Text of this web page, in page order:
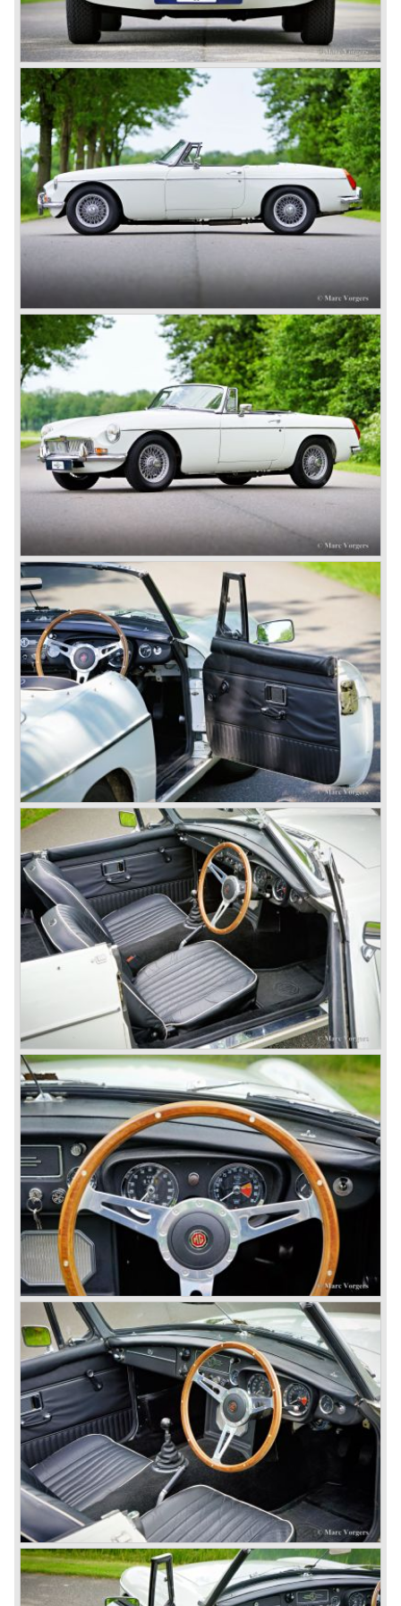
De vooroorlogse TB en de naoorlogse typen TC, TD en
TF met hun vooroorlogse vormgeving werden in 1955
opgevolgd door de MG A roadster die vanaf 1956 ook als
coupé leverbaar werd.
De succesvolle MG A werd in 1962 opgevolgd door de
nog succesvollere, strak en sierlijk gelijnde MG B. Ook dit
model vond zijn weg wederom grotendeels naar Amerika.
De MG B was leverbaar als roadster, en als 2+2 coupé
"GT" genaamd.
Doordat BMC de Austin Healey in 1967 uit productie had
genomen was er wederom behoefte aan een zescilinder
sportwagen uit de BMC stal waardoor eind 1967 de MG C
het levenslicht zag.
Dit was een MG B met een 145 pk. leverende Austin
zescilindermotor. De auto kon deze opvolging echter niet
waarmaken doordat de wegligging minder lichtvoetig was
dan die van een gewone vier cilinder MG B, en de
uitstraling niet van Austin Healey kaliber was. De motor
was eigenlijk te zwaar voor de compacte en lichte MG. De
Austin Healey opvolger zou uiteindelijk toch uit, de nieuw
gefuseerde, British Leyland* stal komen en de naam
Triumph TR6 dragen vanaf 1968.
In 1973 kwam er een V8 variant van de MG B op de
markt; de MGB V8. Deze was voorzien van de krachtige,
volledig van aluminium vervaardigde, Rover (ook British
Leyland) 3.5 liter V8 motor. Deze V8 motor woog
nagenoeg hetzelfde als de gietijzeren MG B viercilinder
motor!
De MG B roadster en GT werden verkocht tot 1980 en
werden in de laatste vijf productie jaren, onder druk van
Amerikaanse regelgeving, aangepast met veiligheid
verhogende en emissie verlagende ingrepen. Dit
resulteerde in dikke kunststof bumpers en minder
krachtige motoren wat de auto’s veel minder aantrekkelijk
maakte. Vanuit Japan kwam ondertussen de Datsun 240
Z die een snel einde maakte aan de Britse sportwagen
hegemonie in Amerika…
In 1980 viel het doek voor de MG B. In de daarop
volgende jaren verschenen er enkele Austins die als MG
"verkleed" waren en die we beter snel kunnen vergeten.
Uiteindelijk kwam er in de jaren negentig een waardige
opvolger in de vorm van de MG F die op dit ogenblik nog
steeds wordt verkocht.
In het jaar 2001 besloot BMW (dat een aantal jaren
eigenaar was van Rover) Rover van de hand te doen. De
Britse pond stond jarenlang hoog waardoor productie te
duur werd in Engeland.
Een groep Britse investeerders nam Rover over.
Overtuigend zetten zij de Rover 75 Tourer op de markt die
nog niet klaar was in de BMW tijd. Volgend plan was ook
sportieve auto's te gaan bouwen naast de luxe Rover
middenklassers; men besloot de naam MG in ere te
herstellen.
Verschillende Rover modellen werden onder handen
genomen om er echte sportieve rijders auto's van te
maken. Het nieuwe Rover/ MG schuwde grote
aanpassingen aan motoren, onderstel interieur en
exterieur niet teneinde aansprekende MG modellen neer
te zetten.
Wat wij zo lezen in de pers is deze opzet goed geslaagd
en zien wij met veel vertrouwen uit naar het eerste geheel
nieuw ontwikkelde Rover/ MG model.
British Leyland*
1968-75: BRITISH LEYLAND MOTOR CORPORATION,
LTD
1975-78: BRITISH LEYLAND LIMITED door de fusie van
BRITISH MOTOR HOLDINGS(met Austin-Morris en
Jaguar belangen in 1966) en LEYLAND MOTOR CORP.
LTD.
Deels genationaliseerd door de Britse overheid in 1975.